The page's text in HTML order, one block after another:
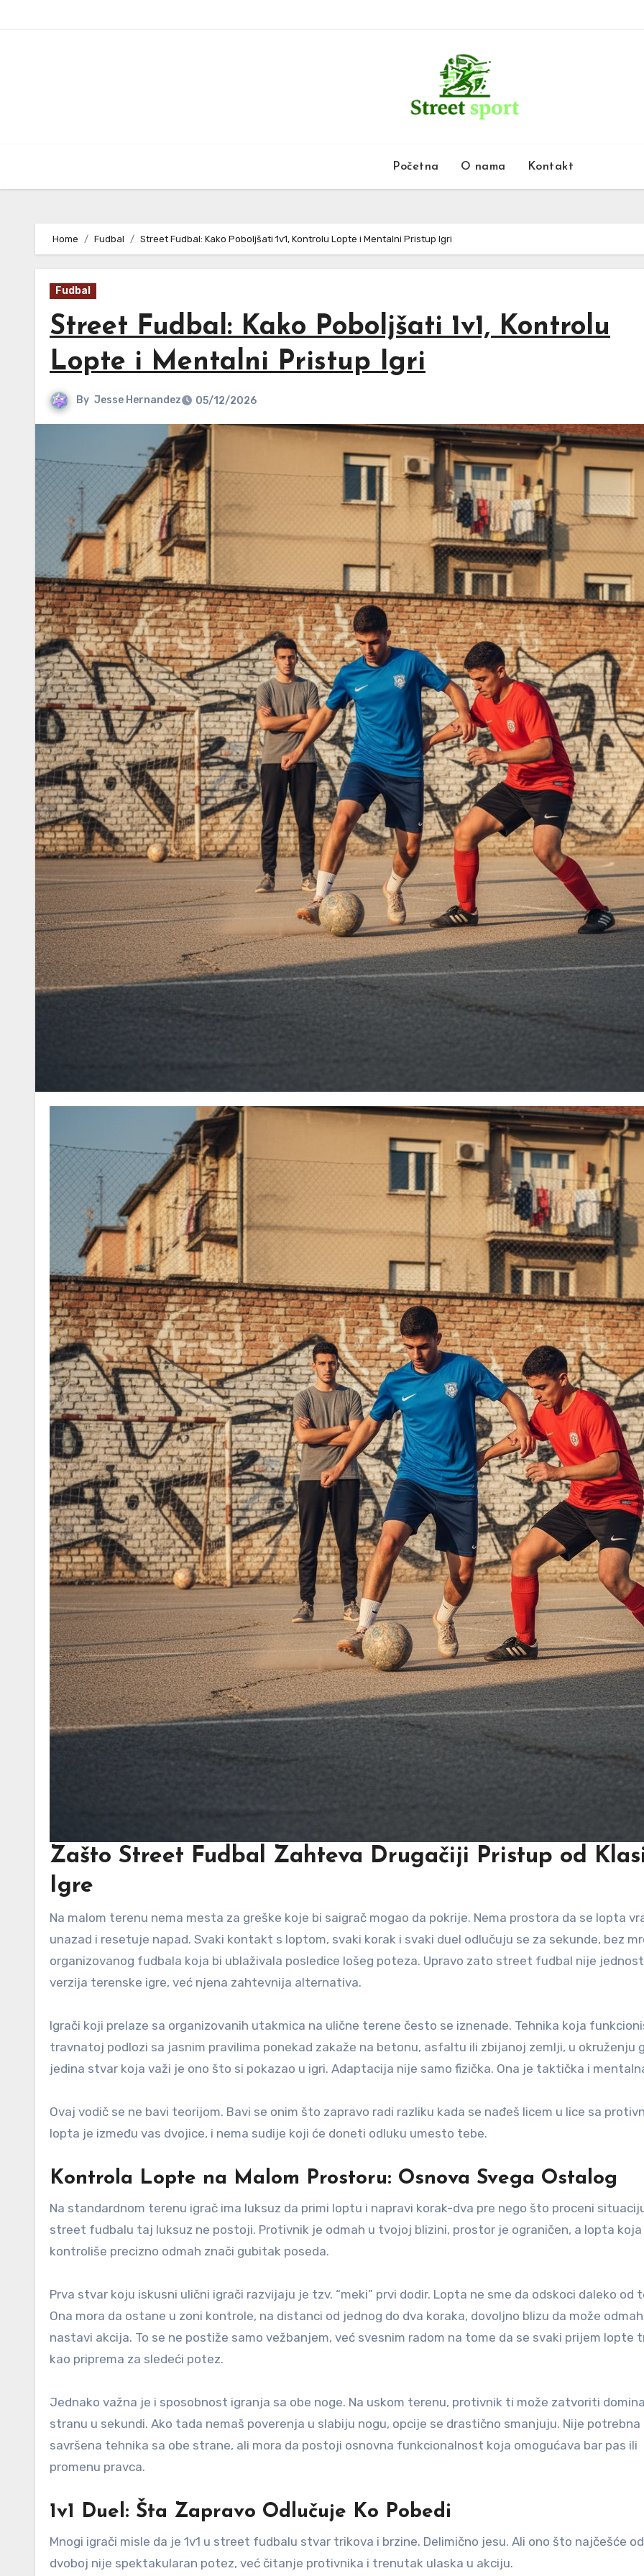
Početna O nama Kontakt
Home Fudbal Street Fudbal: Kako Poboljšati 1v1, Kontrolu Lopte i Mentalni Pristup Igri
Fudbal
Street Fudbal: Kako Poboljšati 1v1, Kontrolu
Lopte i Mentalni Pristup Igri
By Jesse Hernandez 05/12/2026
Zašto Street Fudbal Zahteva Drugačiji Pristup od
Igre
Na malom terenu nema mesta za greške koje bi saigrač mogao da pokrije. Nema prostora da se lopta vrati
unazad i resetuje napad. Svaki kontakt s loptom, svaki korak i svaki duel odlučuju se za sekunde, bez
organizovanog fudbala koja bi ublaživala posledice lošeg poteza. Upravo zato street fudbal nije
verzija terenske igre, već njena zahtevnija alternativa.
Igrači koji prelaze sa organizovanih utakmica na ulične terene često se iznenade. Tehnika koja
travnatoj podlozi sa jasnim pravilima ponekad zakaže na betonu, asfaltu ili zbijanoj zemlji, u okruženju
jedina stvar koja važi je ono što si pokazao u igri. Adaptacija nije samo fizička. Ona je taktička i
Ovaj vodič se ne bavi teorijom. Bavi se onim što zapravo radi razliku kada se nađeš licem u lice sa
lopta je između vas dvojice, i nema sudije koji će doneti odluku umesto tebe.
Kontrola Lopte na Malom Prostoru: Osnova Svega Ostalog
Na standardnom terenu igrač ima luksuz da primi loptu i napravi korak-dva pre nego što proceni
street fudbalu taj luksuz ne postoji. Protivnik je odmah u tvojoj blizini, prostor je ograničen, a lopta koja
kontroliše precizno odmah znači gubitak poseda.
Prva stvar koju iskusni ulični igrači razvijaju je tzv. “meki” prvi dodir. Lopta ne sme da odskoci daleko od
Ona mora da ostane u zoni kontrole, na distanci od jednog do dva koraka, dovoljno blizu da može
nastavi akcija. To se ne postiže samo vežbanjem, već svesnim radom na tome da se svaki prijem lopte
kao priprema za sledeći potez.
Jednako važna je i sposobnost igranja sa obe noge. Na uskom terenu, protivnik ti može zatvoriti
stranu u sekundi. Ako tada nemaš poverenja u slabiju nogu, opcije se drastično smanjuju. Nije potrebna
savršena tehnika sa obe strane, ali mora da postoji osnovna funkcionalnost koja omogućava bar pas ili
promenu pravca.
1v1 Duel: Šta Zapravo Odlučuje Ko Pobedi
Mnogi igrači misle da je 1v1 u street fudbalu stvar trikova i brzine. Delimično jesu. Ali ono što najčešće
dvoboj nije spektakularan potez, već čitanje protivnika i trenutak ulaska u akciju.